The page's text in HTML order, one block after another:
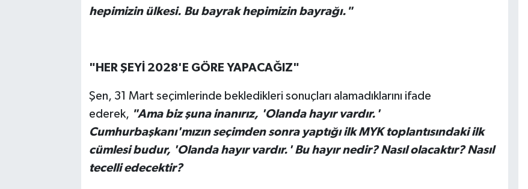
hepimizin ülkesi. Bu bayrak hepimizin bayrağı."
"HER ŞEYİ 2028'E GÖRE YAPACAĞIZ"
Şen, 31 Mart seçimlerinde bekledikleri sonuçları alamadıklarını ifade
ederek, "Ama biz şuna inanırız, 'Olanda hayır vardır.'
Cumhurbaşkanı'mızın seçimden sonra yaptığı ilk MYK toplantısındaki ilk
cümlesi budur, 'Olanda hayır vardır.' Bu hayır nedir? Nasıl olacaktır? Nasıl
tecelli edecektir?